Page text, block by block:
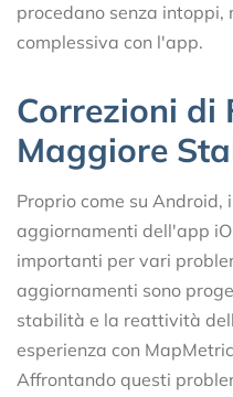
procedano senza
complessiva con l'app.
Correzioni di
Maggiore
Proprio come su Android,
aggiornamenti dell'app
importanti per vari
aggiornamenti sono
stabilità e la reattività
esperienza con
Affrontando questi